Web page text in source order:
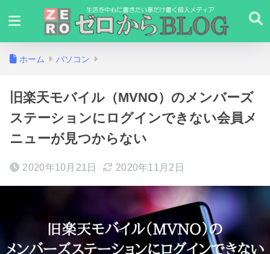
ホーム パソコン
旧楽天モバイル（MVNO）のメンバーズ
ステーションにログインできない会員メ
ニューが見つからない
2020年10月21日 2020年11月2日